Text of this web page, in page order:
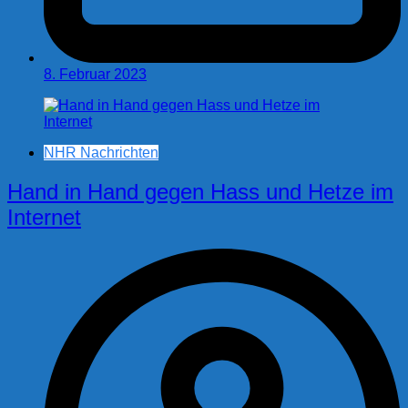
8. Februar 2023
NHR Nachrichten
Hand in Hand gegen Hass und Hetze im
Internet